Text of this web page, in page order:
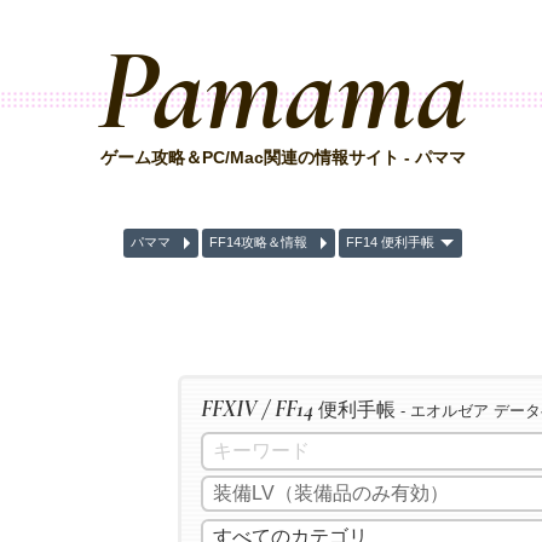
Pamama
ゲーム攻略＆PC/Mac関連の情報サイト - パママ
パママ FF14攻略＆情報 FF14 便利手帳
FFXIV / FF14 便利手帳 - エオルゼア デー